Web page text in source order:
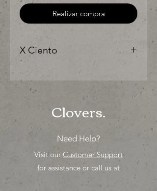
Realizar compra
X Ciento
solo los mejores precios para tu
tienda o proyecto" venta por ciento
Clovers.
Need Help?
Visit our Customer Support
for assistance or call us at